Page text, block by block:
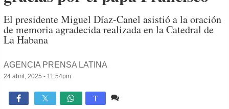
El presidente Miguel Díaz-Canel asistió a la oración
de memoria agradecida realizada en la Catedral de
La Habana
AGENCIA PRENSA LATINA
24 abril, 2025 - 11:54pm
 T